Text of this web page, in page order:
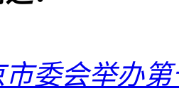
市委会举办